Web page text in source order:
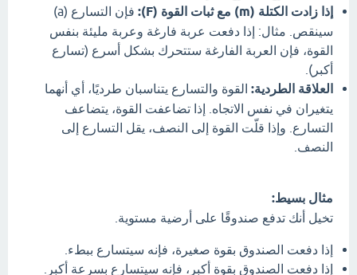
إذا زادت الكتلة (m) مع ثبات القوة (F):
فإن التسارع (a)
سينقص. مثال: إذا دفعت عربة فارغة وعربة مليئة بنفس
القوة، فإن العربة الفارغة ستتحرك بشكل أسرع (تسارع
أكبر).
العلاقة الطردية: القوة والتسارع يتناسبان طرديًا، أي أنهما
يتغيران في نفس الاتجاه. إذا تضاعفت القوة، يتضاعف
التسارع. وإذا قلّت القوة إلى النصف، يقل التسارع إلى
النصف.
مثال بسيط:
تخيل أنك تدفع صندوقًا على أرضية مستوية.
إذا دفعت الصندوق بقوة صغيرة، فإنه سيتسارع ببطء.
إذا دفعت الصندوق بقوة أكبر، فإنه سيتسارع بسرعة أكبر.